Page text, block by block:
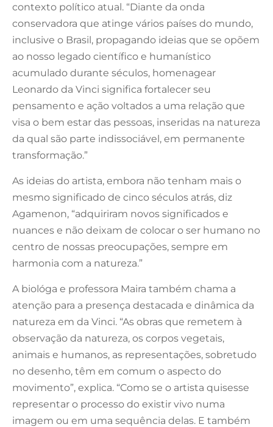
contexto político atual. “Diante da onda
conservadora que atinge vários países do mundo,
inclusive o Brasil, propagando ideias que se opõem
ao nosso legado científico e humanístico
acumulado durante séculos, homenagear
Leonardo da Vinci significa fortalecer seu
pensamento e ação voltados a uma relação que
visa o bem estar das pessoas, inseridas na natureza
da qual são parte indissociável, em permanente
transformação.”
As ideias do artista, embora não tenham mais o
mesmo significado de cinco séculos atrás, diz
Agamenon, “adquiriram novos significados e
nuances e não deixam de colocar o ser humano no
centro de nossas preocupações, sempre em
harmonia com a natureza.”
A biológa e professora Maira também chama a
atenção para a presença destacada e dinâmica da
natureza em da Vinci. “As obras que remetem à
observação da natureza, os corpos vegetais,
animais e humanos, as representações, sobretudo
no desenho, têm em comum o aspecto do
movimento”, explica. “Como se o artista quisesse
representar o processo do existir vivo numa
imagem ou em uma sequência delas. E também